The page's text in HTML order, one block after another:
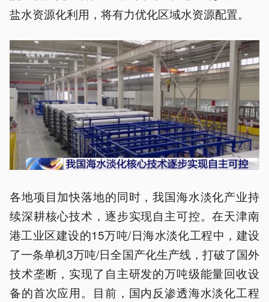
盐水资源化利用，将有力优化区域水资源配置。
各地项目加快落地的同时，我国海水淡化产业持
续深耕核心技术，逐步实现自主可控。在天津南
港工业区建设的15万吨/日海水淡化工程中，建设
了一条单机3万吨/日全国产化生产线，打破了国外
技术垄断，实现了自主研发的万吨级能量回收设
备的首次应用。目前，国内反渗透海水淡化工程